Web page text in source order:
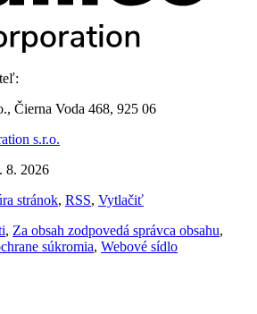
Čierna Voda 468, 925 06
s.r.o.
8. 2026
stránok, RSS, Vytlačiť
, Za obsah zodpovedá správca obsahu,
súkromia, Webové sídlo